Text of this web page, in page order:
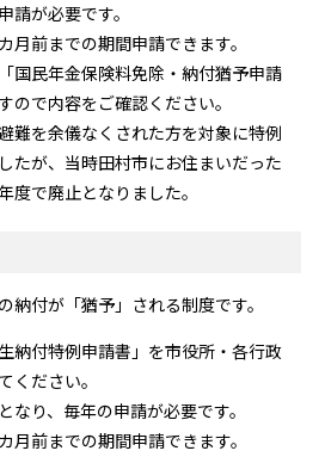
請が必要です。
月前までの期間申請できます。
国民年金保険料免除・納付猶予申請
ので内容をご確認ください。
難を余儀なくされた方を対象に特例
たが、当時田村市にお住まいだった
度で廃止となりました。
納付が「猶予」される制度です。
納付特例申請書」を市役所・各行政
ください。
なり、毎年の申請が必要です。
月前までの期間申請できます。